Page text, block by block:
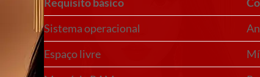
Sistema operacional
Espaço livre